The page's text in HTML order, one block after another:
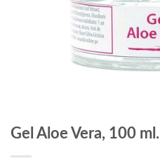
Gel Aloe Vera, 100 ml.